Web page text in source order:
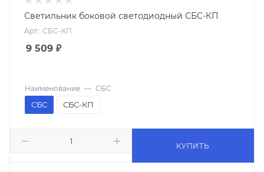
Светильник боковой светодиодный СБС-КП
Арт.: СБС-КП
9 509 ₽
КУПИТЬ
Наименование — СБС
СБС СБС-КП